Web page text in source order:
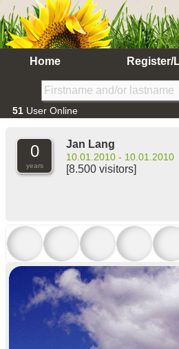
Home Register/
51 User Online
0
years
Jan Lang
10.01.2010 - 10.01.2010
[8.500 visitors]